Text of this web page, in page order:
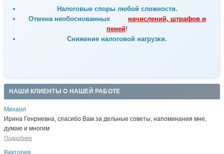
Налоговые споры любой сложности.
Отмена необоснованных начислений, штрафов и
пеней!
Снижение налоговой нагрузки.
НАШИ КЛИЕНТЫ О НАШЕЙ РАБОТЕ
Михаил
Ирина Генриевна, спасибо Вам за дельные советы, напоминания мне,
думаю и многим
Подробнее
Виктория